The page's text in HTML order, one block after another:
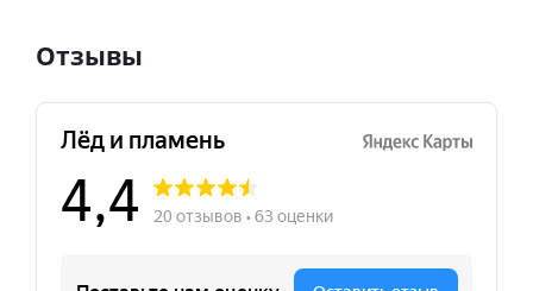
Отзывы